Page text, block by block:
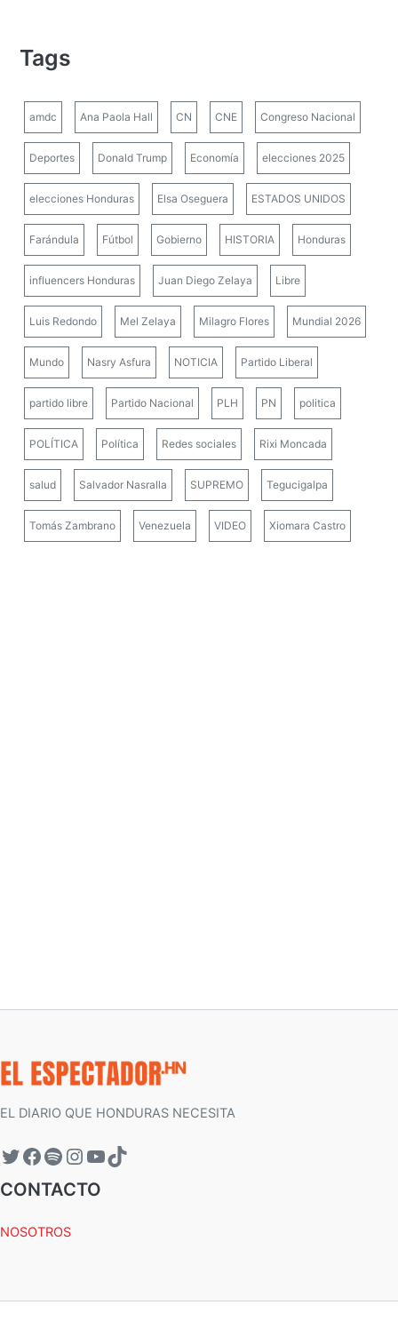
Tags
amdc Ana Paola Hall CN CNE Congreso Nacional
Deportes Donald Trump Economía elecciones 2025
elecciones Honduras Elsa Oseguera ESTADOS UNIDOS
Farándula Fútbol Gobierno HISTORIA Honduras
influencers Honduras Juan Diego Zelaya Libre
Luis Redondo Mel Zelaya Milagro Flores Mundial 2026
Mundo Nasry Asfura NOTICIA Partido Liberal
partido libre Partido Nacional PLH PN politica
POLÍTICA Política Redes sociales Rixi Moncada
salud Salvador Nasralla SUPREMO Tegucigalpa
Tomás Zambrano Venezuela VIDEO Xiomara Castro
EL DIARIO QUE HONDURAS NECESITA
CONTACTO
NOSOTROS